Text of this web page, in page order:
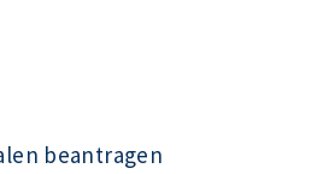
beantragen